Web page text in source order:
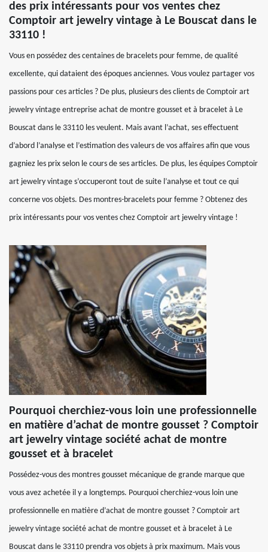
des prix intéressants pour vos ventes chez
Comptoir art jewelry vintage à Le Bouscat dans le
33110 !
Vous en possédez des centaines de bracelets pour femme, de qualité
excellente, qui dataient des époques anciennes. Vous voulez partager vos
passions pour ces articles ? De plus, plusieurs des clients de Comptoir art
jewelry vintage entreprise achat de montre gousset et à bracelet à Le
Bouscat dans le 33110 les veulent. Mais avant l’achat, ses effectuent
d’abord l’analyse et l’estimation des valeurs de vos affaires afin que vous
gagniez les prix selon le cours de ses articles. De plus, les équipes Comptoir
art jewelry vintage s’occuperont tout de suite l’analyse et tout ce qui
concerne vos objets. Des montres-bracelets pour femme ? Obtenez des
prix intéressants pour vos ventes chez Comptoir art jewelry vintage !
Pourquoi cherchiez-vous loin une professionnelle
en matière d’achat de montre gousset ? Comptoir
art jewelry vintage société achat de montre
gousset et à bracelet
Possédez-vous des montres gousset mécanique de grande marque que
vous avez achetée il y a longtemps. Pourquoi cherchiez-vous loin une
professionnelle en matière d’achat de montre gousset ? Comptoir art
jewelry vintage société achat de montre gousset et à bracelet à Le
Bouscat dans le 33110 prendra vos objets à prix maximum. Mais vous